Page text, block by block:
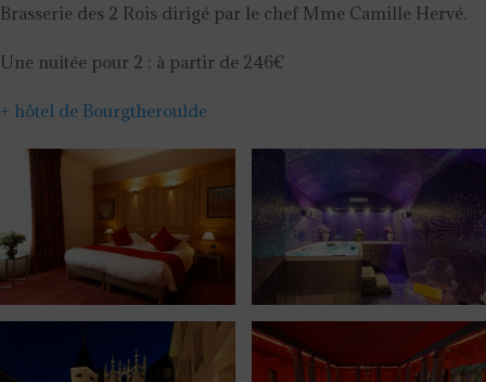
Brasserie des 2 Rois dirigé par le chef Mme Camille Hervé.
Une nuitée pour 2 : à partir de 246€
+ hôtel de Bourgtheroulde